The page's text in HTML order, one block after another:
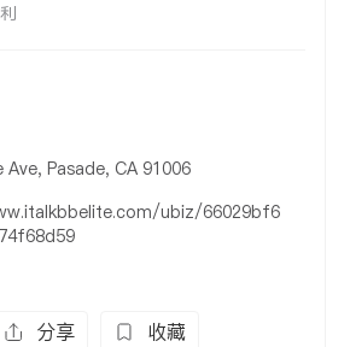
Ave, Pasade, CA 91006
ubiz/66029bf6
分享 收藏